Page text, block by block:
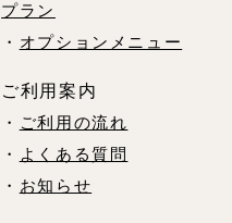
プラン
・ オプションメニュー
ご利用案内
・
ご利用の流れ
・
よくある質問
・ お知らせ